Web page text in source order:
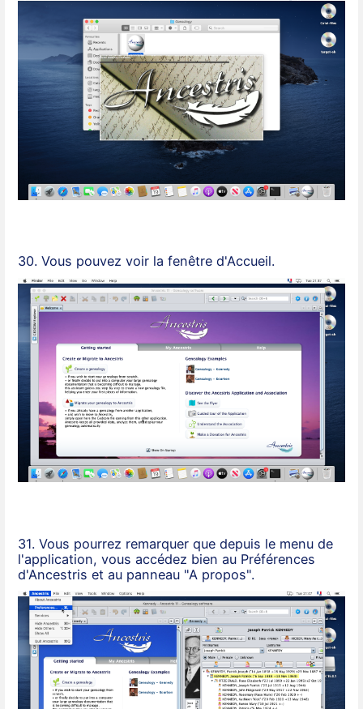
30. Vous pouvez voir la fenêtre d'Accueil.
31. Vous pourrez remarquer que depuis le menu de
l'application, vous accédez bien au Préférences
d'Ancestris et au panneau "A propos".